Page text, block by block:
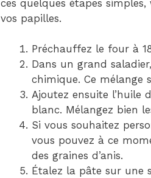
ces quelques étapes
vos papilles.
Préchauffez le four à
Dans un grand
chimique. Ce mélange
Ajoutez ensuite l’huile
blanc. Mélangez bien
Si vous souhaitez
vous pouvez à ce
des graines d’anis.
Étalez la pâte sur une